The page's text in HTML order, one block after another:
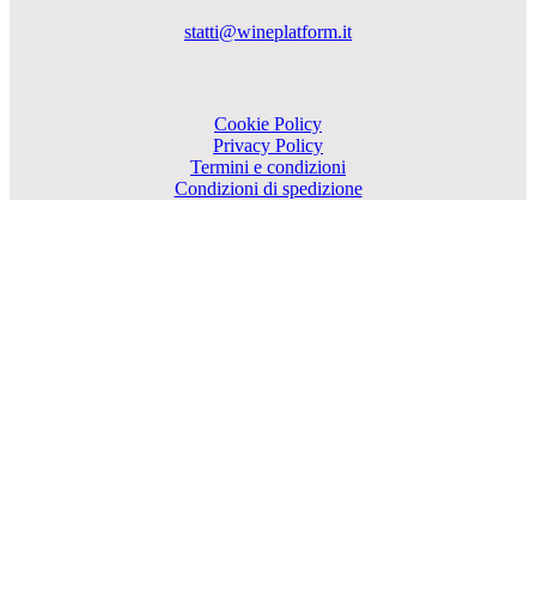
statti@wineplatform.it
Cookie Policy
Privacy Policy
Termini e condizioni
Condizioni di spedizione